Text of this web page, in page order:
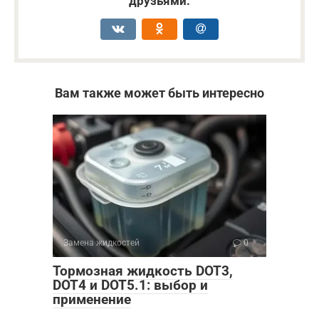
Вам также может быть интересно
Замена жидкостей 0
Тормозная жидкость DOT3,
DOT4 и DOT5.1: выбор и
применение